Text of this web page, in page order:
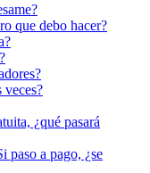
que debo hacer?
veces?
¿qué pasará
paso a pago, ¿se